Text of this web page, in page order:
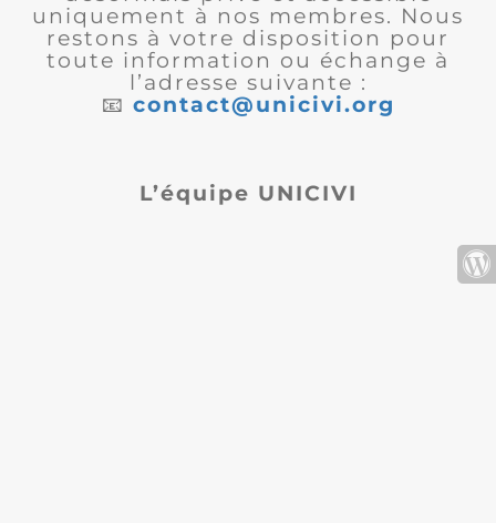
uniquement à nos membres. Nous
restons à votre disposition pour
toute information ou échange à
l’adresse suivante :
📧 contact@unicivi.org
L’équipe UNICIVI